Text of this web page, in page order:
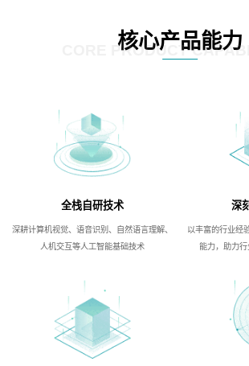
核心产品能力
CORE PRODUCT
全栈自研技术
深耕计算机视觉、语音识别、自然语言理解、
人机交互等人工智能基础技术
深
以丰富的行业经
能力，助力